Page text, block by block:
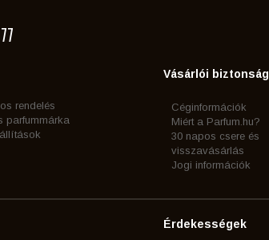
rendelés
parfummárka
Vásárlói biztonság
Céginformációk
Miért a Parfum.hu?
30 napos csere és
visszavásárlás
Jogi információk
Érdekességek